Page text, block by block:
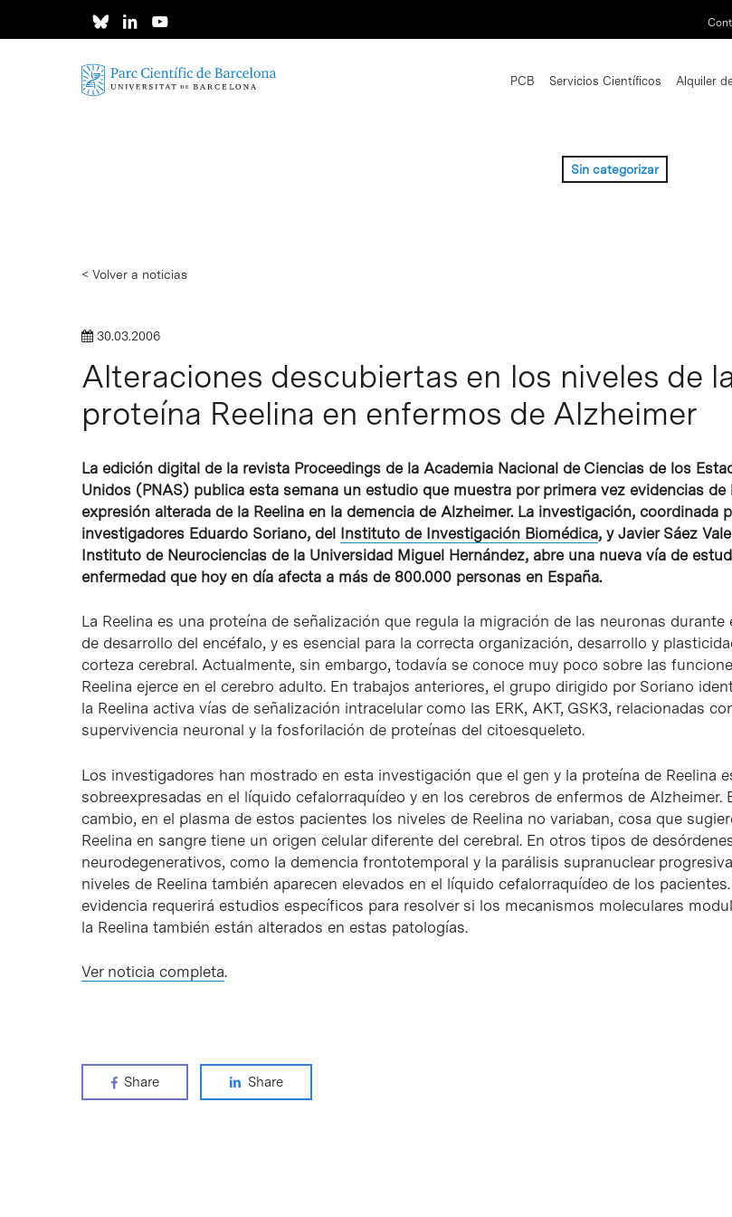
Intro para buscar o ESC per cerrar
PCB Servicios Científicos Alquiler
Sin categorizar
< Volver a noticias
30.03.2006
Alteraciones descubiertas en los niveles de
proteína Reelina en enfermos de Alzheimer
La edición digital de la revista Proceedings de la Academia Nacional de Ciencias de los
Unidos (PNAS) publica esta semana un estudio que muestra por primera vez evidencias de
expresión alterada de la Reelina en la demencia de Alzheimer. La investigación, coordinada
investigadores Eduardo Soriano, del Instituto de Investigación Biomédica, y Javier Sáez
Instituto de Neurociencias de la Universidad Miguel Hernández, abre una nueva vía de
enfermedad que hoy en día afecta a más de 800.000 personas en España.
La Reelina es una proteína de señalización que regula la migración de las neuronas durante
de desarrollo del encéfalo, y es esencial para la correcta organización, desarrollo y
corteza cerebral. Actualmente, sin embargo, todavía se conoce muy poco sobre las
Reelina ejerce en el cerebro adulto. En trabajos anteriores, el grupo dirigido por Soriano
la Reelina activa vías de señalización intracelular como las ERK, AKT, GSK3, relacionadas
supervivencia neuronal y la fosforilación de proteínas del citoesqueleto.
Los investigadores han mostrado en esta investigación que el gen y la proteína de Reelina
sobreexpresadas en el líquido cefalorraquídeo y en los cerebros de enfermos de Alzheimer.
cambio, en el plasma de estos pacientes los niveles de Reelina no variaban, cosa que
Reelina en sangre tiene un origen celular diferente del cerebral. En otros tipos de
neurodegenerativos, como la demencia frontotemporal y la parálisis supranuclear
niveles de Reelina también aparecen elevados en el líquido cefalorraquídeo de los
evidencia requerirá estudios específicos para resolver si los mecanismos moleculares
la Reelina también están alterados en estas patologías.
Ver noticia completa.
Share Share